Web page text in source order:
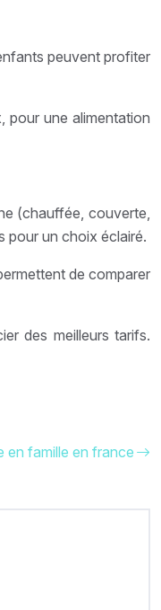
peuvent profiter
pour une alimentation
(chauffée, couverte,
pour un choix éclairé.
de comparer
des meilleurs tarifs.
en famille en france